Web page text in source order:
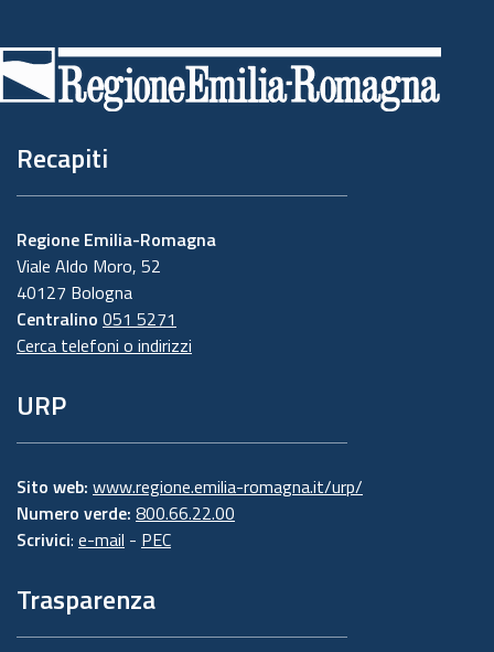
di
pagina
Recapiti
Regione Emilia-Romagna
Viale Aldo Moro, 52
40127 Bologna
Centralino 051 5271
Cerca telefoni o indirizzi
URP
Sito web: www.regione.emilia-romagna.it/urp/
Numero verde: 800.66.22.00
Scrivici: e-mail - PEC
Trasparenza